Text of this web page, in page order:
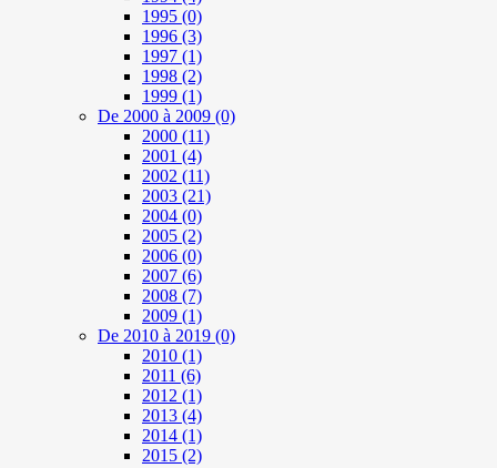
1995 (0)
1996 (3)
1997 (1)
1998 (2)
1999 (1)
De 2000 à 2009 (0)
2000 (11)
2001 (4)
2002 (11)
2003 (21)
2004 (0)
2005 (2)
2006 (0)
2007 (6)
2008 (7)
2009 (1)
De 2010 à 2019 (0)
2010 (1)
2011 (6)
2012 (1)
2013 (4)
2014 (1)
2015 (2)